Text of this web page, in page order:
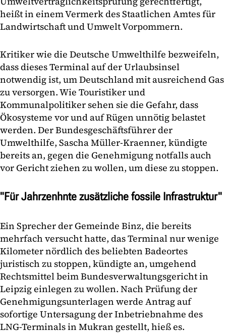
heißt in einem Vermerk des Staatlichen Amtes für
Landwirtschaft und Umwelt Vorpommern.
Kritiker wie die Deutsche Umwelthilfe bezweifeln,
dass dieses Terminal auf der Urlaubsinsel
notwendig ist, um Deutschland mit ausreichend Gas
zu versorgen. Wie Touristiker und
Kommunalpolitiker sehen sie die Gefahr, dass
Ökosysteme vor und auf Rügen unnötig belastet
werden. Der Bundesgeschäftsführer der
Umwelthilfe, Sascha Müller-Kraenner, kündigte
bereits an, gegen die Genehmigung notfalls auch
vor Gericht ziehen zu wollen, um diese zu stoppen.
"Für Jahrzenhnte zusätzliche fossile Infrastruktur"
Ein Sprecher der Gemeinde Binz, die bereits
mehrfach versucht hatte, das Terminal nur wenige
Kilometer nördlich des beliebten Badeortes
juristisch zu stoppen, kündigte an, umgehend
Rechtsmittel beim Bundesverwaltungsgericht in
Leipzig einlegen zu wollen. Nach Prüfung der
Genehmigungsunterlagen werde Antrag auf
sofortige Untersagung der Inbetriebnahme des
LNG-Terminals in Mukran gestellt, hieß es.